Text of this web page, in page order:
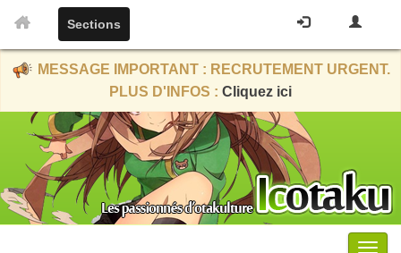
Sections
MESSAGE IMPORTANT : RECRUTEMENT URGENT.
PLUS D'INFOS : Cliquez ici
Menu